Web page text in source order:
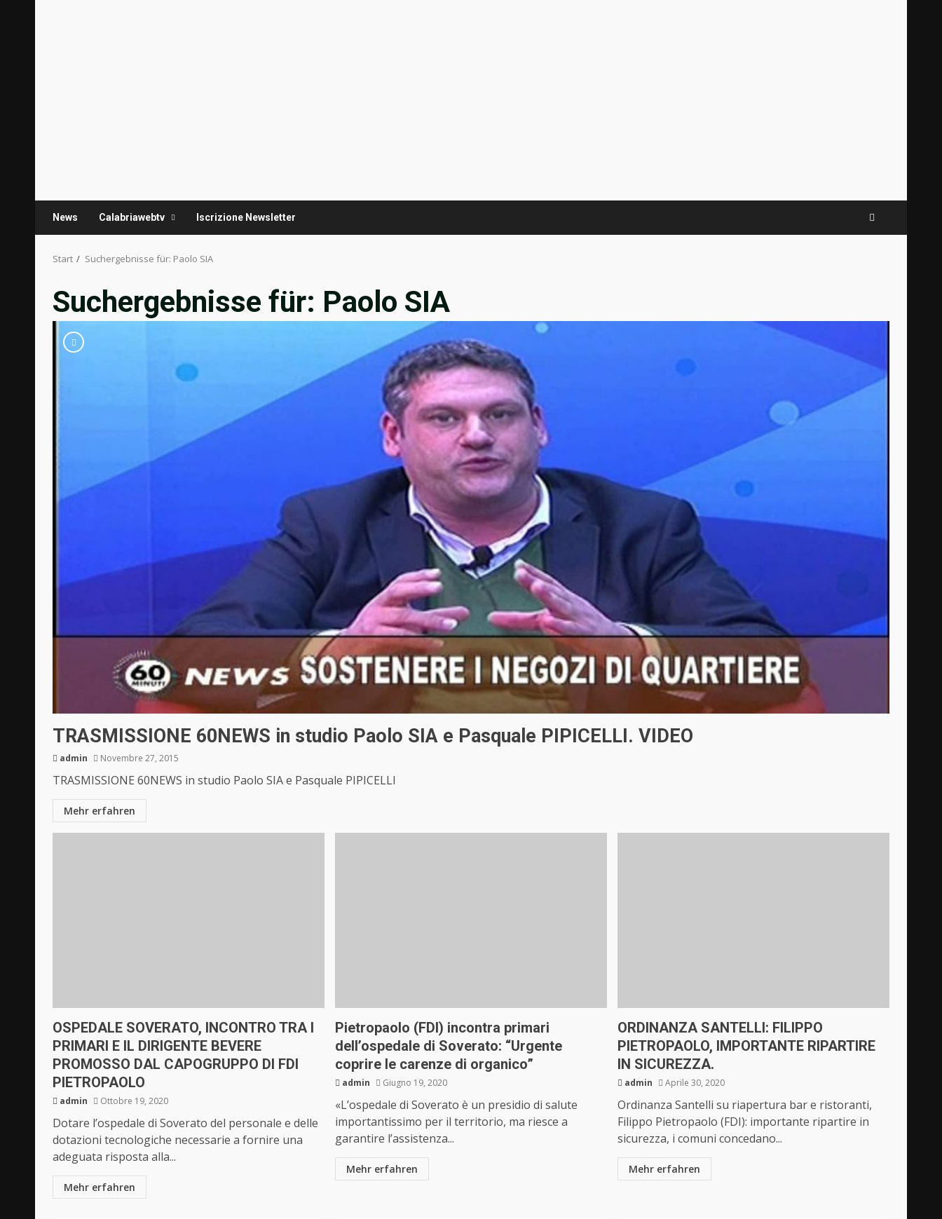
News Calabriawebtv Iscrizione Newsletter
Start Suchergebnisse für: Paolo SIA
Suchergebnisse für: Paolo SIA
TRASMISSIONE 60NEWS in studio Paolo SIA e Pasquale PIPICELLI. VIDEO
admin Novembre 27, 2015
TRASMISSIONE 60NEWS in studio Paolo SIA e Pasquale PIPICELLI
Mehr erfahren
OSPEDALE SOVERATO, INCONTRO TRA I
PRIMARI E IL DIRIGENTE BEVERE
PROMOSSO DAL CAPOGRUPPO DI FDI
PIETROPAOLO
admin Ottobre 19, 2020
Dotare l’ospedale di Soverato del personale e delle
dotazioni tecnologiche necessarie a fornire una
adeguata risposta alla...
Mehr erfahren
Pietropaolo (FDI) incontra primari
dell’ospedale di Soverato: “Urgente
coprire le carenze di organico”
admin Giugno 19, 2020
«L’ospedale di Soverato è un presidio di salute
importantissimo per il territorio, ma riesce a
garantire l’assistenza...
Mehr erfahren
ORDINANZA SANTELLI: FILIPPO
PIETROPAOLO, IMPORTANTE RIPARTIRE
IN SICUREZZA.
admin Aprile 30, 2020
Ordinanza Santelli su riapertura bar e ristoranti,
Filippo Pietropaolo (FDI): importante ripartire in
sicurezza, i comuni concedano...
Mehr erfahren